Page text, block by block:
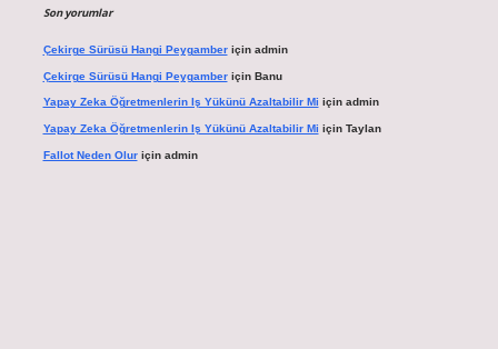
Son yorumlar
Çekirge Sürüsü Hangi Peygamberiçin admin
Çekirge Sürüsü Hangi Peygamberiçin Banu
Yapay Zeka Öğretmenlerin Iş Yükünü Azaltabilir Mi için admin
Yapay Zeka Öğretmenlerin Iş Yükünü Azaltabilir Mi için Taylan
Fallot Neden Oluriçin admin